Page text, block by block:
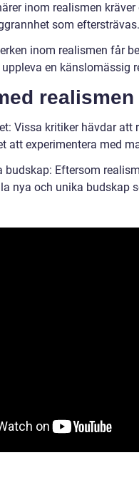
inom realismen
som eftersträvas.
inom realismen får
en känslomässig
Vissa kritiker hävdar
experimentera med
Eftersom
nya och unika budskap